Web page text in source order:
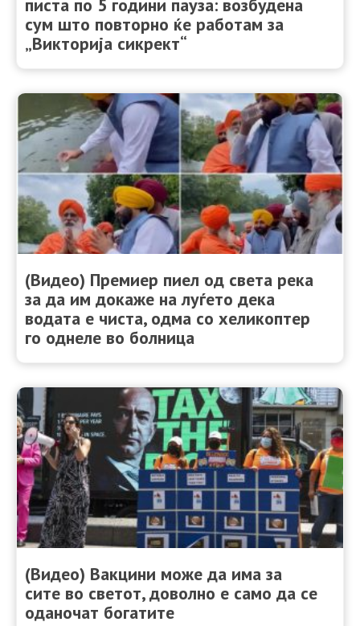
писта по 5 години пауза: возбудена
сум што повторно ќе работам за
„Викторија сикрект“
(Видео) Премиер пиел од света река
за да им докаже на луѓето дека
водата е чиста, одма со хеликоптер
го однеле во болница
(Видео) Вакцини може да има за
сите во светот, доволно е само да се
оданочат богатите